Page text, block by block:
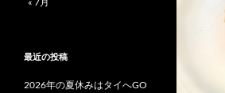
最近の投稿
2026年の夏休みはタイへGO